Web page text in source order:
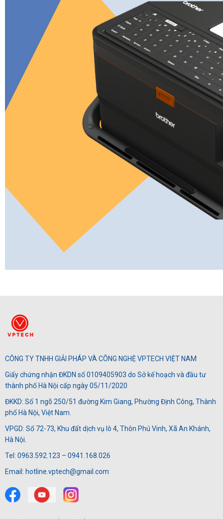
CÔNG TY TNHH GIẢI PHÁP VÀ CÔNG NGHỆ VPTECH VIỆT NAM
Giấy chứng nhận ĐKDN số 0109405903 do Sở kế hoạch và đầu tư
thành phố Hà Nội cấp ngày 05/11/2020
ĐKKD: Số 1 ngõ 250/51 đường Kim Giang, Phường Định Công, Thành
phố Hà Nội, Việt Nam.
VPGD: Số 72-73, Khu đất dịch vụ lô 4, Thôn Phú Vinh, Xã An Khánh,
Hà Nội.
Tel: 0963.592.123 – 0941.168.026
Email: hotline.vptech@gmail.com